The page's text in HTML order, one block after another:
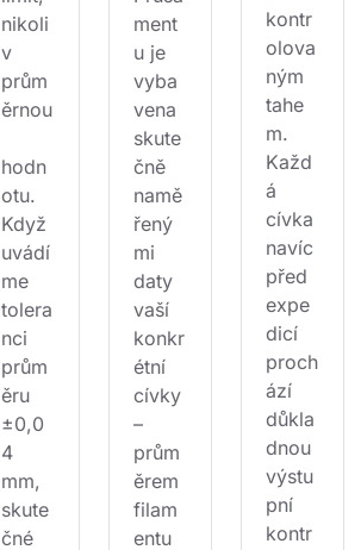
nikoli
v
prům
ěrnou
hodn
otu.
Když
uvádí
me
tolera
nci
prům
ěru
±0,0
4
mm,
skute
čné
ment
u je
vyba
vena
skute
čně
namě
řený
mi
daty
vaší
konkr
étní
cívky
–
prům
ěrem
filam
entu
kontr
olova
ným
tahe
m.
Každ
á
cívka
navíc
před
expe
dicí
proch
ází
důkla
dnou
výstu
pní
kontr